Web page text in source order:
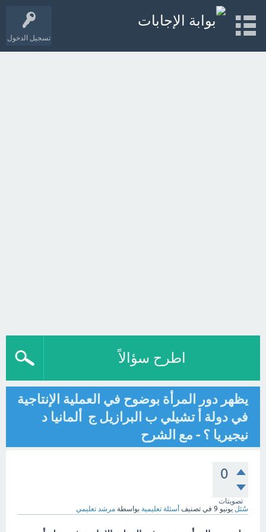
تسجيل الدخول
اطرح سؤالاً
‏يظهر دور المرأة بوضوح في العملية الإنتاجية
في دولة أ ‏تشيلي ب ‏البرازيل ج ‏ ‏ألمانيا د
‏نيجيريا ؟ - مع الشرح
0
تصويتات
سُئل يونيو 9 في تصنيف أسئلة تعليمية بواسطة مرشد تعليمي